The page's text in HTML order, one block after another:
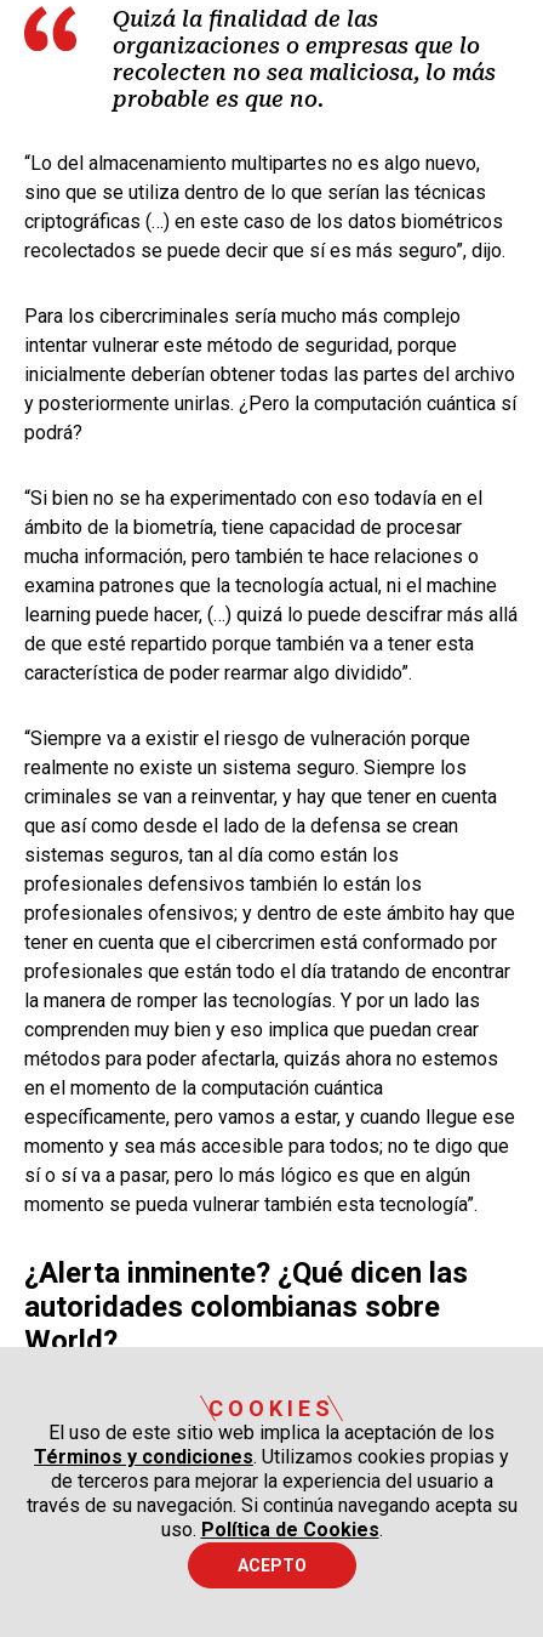
Quizá la finalidad de las
organizaciones o empresas que lo
recolecten no sea maliciosa, lo más
probable es que no.
“Lo del almacenamiento multipartes no es algo nuevo,
sino que se utiliza dentro de lo que serían las técnicas
criptográficas (…) en este caso de los datos biométricos
recolectados se puede decir que sí es más seguro”, dijo.
Para los cibercriminales sería mucho más complejo
intentar vulnerar este método de seguridad, porque
inicialmente deberían obtener todas las partes del archivo
y posteriormente unirlas. ¿Pero la computación cuántica sí
podrá?
“Si bien no se ha experimentado con eso todavía en el
ámbito de la biometría, tiene capacidad de procesar
mucha información, pero también te hace relaciones o
examina patrones que la tecnología actual, ni el machine
learning puede hacer, (…) quizá lo puede descifrar más allá
de que esté repartido porque también va a tener esta
característica de poder rearmar algo dividido”.
“Siempre va a existir el riesgo de vulneración porque
realmente no existe un sistema seguro. Siempre los
criminales se van a reinventar, y hay que tener en cuenta
que así como desde el lado de la defensa se crean
sistemas seguros, tan al día como están los
profesionales defensivos también lo están los
profesionales ofensivos; y dentro de este ámbito hay que
tener en cuenta que el cibercrimen está conformado por
profesionales que están todo el día tratando de encontrar
la manera de romper las tecnologías. Y por un lado las
comprenden muy bien y eso implica que puedan crear
métodos para poder afectarla, quizás ahora no estemos
en el momento de la computación cuántica
específicamente, pero vamos a estar, y cuando llegue ese
momento y sea más accesible para todos; no te digo que
sí o sí va a pasar, pero lo más lógico es que en algún
momento se pueda vulnerar también esta tecnología”.
¿Alerta inminente? ¿Qué dicen las
autoridades colombianas sobre
World?
Por tratarse de temas sobre biometría, ciberseguridad,
datos profundamente sensibles y nuevas tecnologías, el
Gobierno y algunos organismos de control pusieron su
lupa sobre la iniciativa de World y todo su ecosistema.
La Superintendencia de Industria y Comercio (SIC) anunció
el 31 de mayo de 2024 que iniciaba una vigilancia
COOKIES
El uso de este sitio web implica la aceptación de los
Términos y condiciones. Utilizamos cookies propias y
de terceros para mejorar la experiencia del usuario a
través de su navegación. Si continúa navegando acepta su
uso. Política de Cookies.
ACEPTO